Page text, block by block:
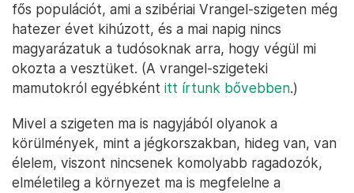
fős populációt, ami a szibériai Vrangel-szigeten még
hatezer évet kihúzott, és a mai napig nincs
magyarázatuk a tudósoknak arra, hogy végül mi
okozta a vesztüket. (A vrangel-szigeteki
mamutokról egyébként itt írtunk bővebben.)
Mivel a szigeten ma is nagyjából olyanok a
körülmények, mint a jégkorszakban, hideg van, van
élelem, viszont nincsenek komolyabb ragadozók,
elméletileg a környezet ma is megfelelne a